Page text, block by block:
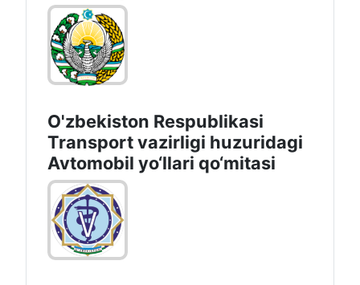
O'zbekiston Respublikasi
Transport vazirligi huzuridagi
Avtomobil yo‘llari qo‘mitasi